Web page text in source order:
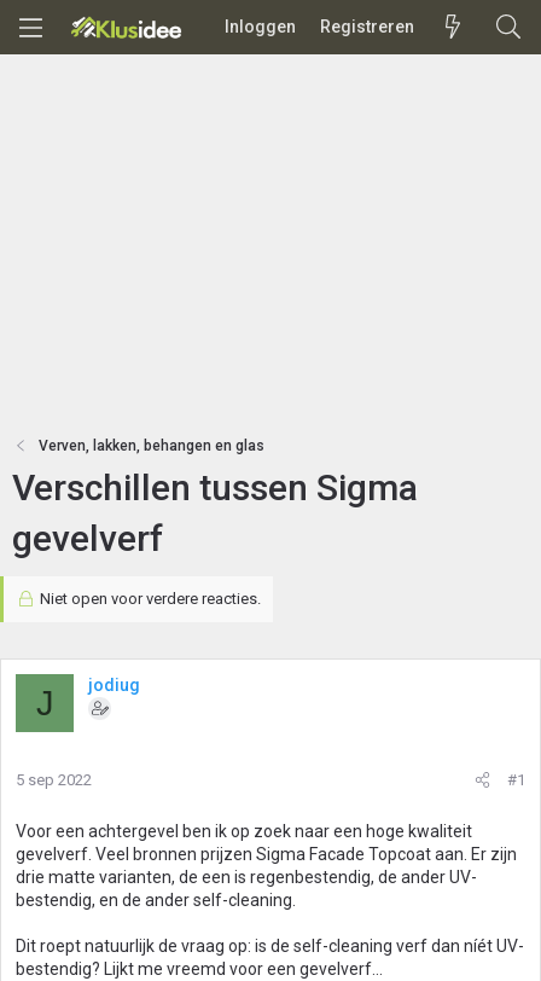
Inloggen Registreren
Verven, lakken, behangen en glas
Verschillen tussen Sigma
gevelverf
Niet open voor verdere reacties.
J jodiug
5 sep 2022 #1
Voor een achtergevel ben ik op zoek naar een hoge kwaliteit
gevelverf. Veel bronnen prijzen Sigma Facade Topcoat aan. Er zijn
drie matte varianten, de een is regenbestendig, de ander UV-
bestendig, en de ander self-cleaning.
Dit roept natuurlijk de vraag op: is de self-cleaning verf dan níét UV-
bestendig? Lijkt me vreemd voor een gevelverf...